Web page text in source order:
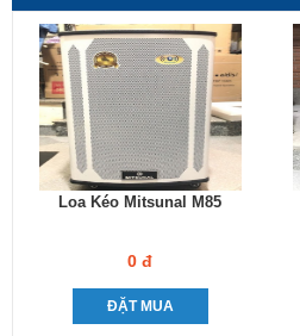
Loa Kéo Mitsunal M85
0 đ
ĐẶT MUA